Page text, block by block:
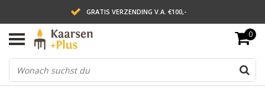
GRATIS VERZENDING V.A. €100,-
LEVERING BINNEN 2 WERKDAGEN
ACHTERAF BETALEN VIA AFTERPAY
0